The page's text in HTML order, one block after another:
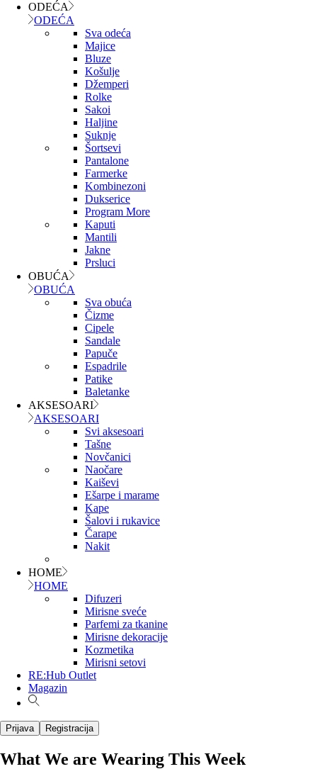
ODEĆA
ODEĆA
Sva odeća
Majice
Bluze
Košulje
Džemperi
Rolke
Sakoi
Haljine
Suknje
Šortsevi
Pantalone
Farmerke
Kombinezoni
Dukserice
Program More
Kaputi
Mantili
Jakne
Prsluci
OBUĆA
OBUĆA
Sva obuća
Čizme
Cipele
Sandale
Papuče
Espadrile
Patike
Baletanke
AKSESOARI
AKSESOARI
Svi aksesoari
Tašne
Novčanici
Naočare
Kaiševi
Ešarpe i marame
Kape
Šalovi i rukavice
Čarape
Nakit
HOME
HOME
Difuzeri
Mirisne sveće
Parfemi za tkanine
Mirisne dekoracije
Kozmetika
Mirisni setovi
RE:Hub Outlet
Magazin
Prijava Registracija
What We are Wearing This Week